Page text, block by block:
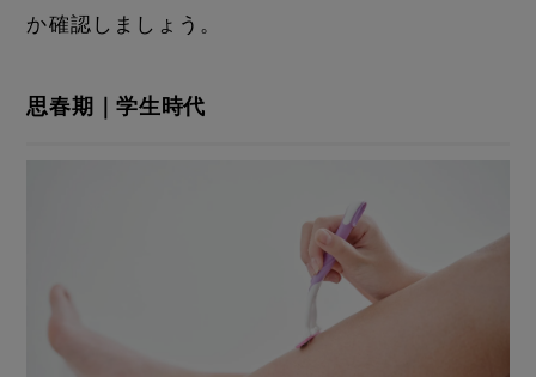
か確認しましょう。
思春期｜学生時代